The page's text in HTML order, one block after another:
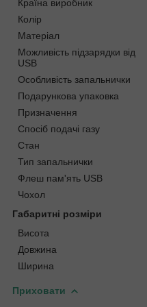
Країна виробник
Колір
Матеріал
Можливість підзарядки від
USB
Особливість запальнички
Подарункова упаковка
Призначення
Спосіб подачі газу
Стан
Тип запальнички
Флеш пам'ять USB
Чохол
Габаритні розміри
Висота
Довжина
Ширина
Приховати